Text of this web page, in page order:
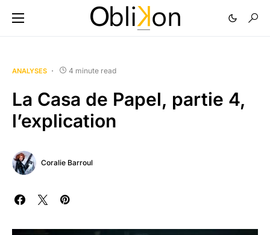
ANALYSES 4 minute read
La Casa de Papel, partie 4,
l’explication
Coralie Barroul